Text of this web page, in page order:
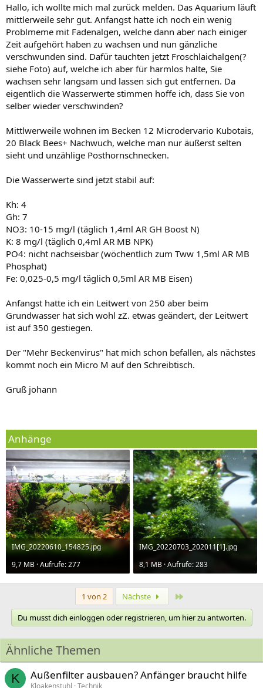
Hallo, ich wollte mich mal zurück melden. Das Aquarium läuft
mittlerweile sehr gut. Anfangst hatte ich noch ein wenig
Problmeme mit Fadenalgen, welche dann aber nach einiger
Zeit aufgehört haben zu wachsen und nun gänzliche
verschwunden sind. Dafür tauchten jetzt Froschlaichalgen(?
siehe Foto) auf, welche ich aber für harmlos halte, Sie
wachsen sehr langsam und lassen sich gut entfernen. Da
eigentlich die Wasserwerte stimmen hoffe ich, dass Sie von
selber wieder verschwinden?
Mittlwerweile wohnen im Becken 12 Microdervario Kubotais,
20 Black Bees+ Nachwuch, welche man nur äußerst selten
sieht und unzählige Posthornschnecken.
Die Wasserwerte sind jetzt stabil auf:
Kh: 4
Gh: 7
NO3: 10-15 mg/l (täglich 1,4ml AR GH Boost N)
K: 8 mg/l (täglich 0,4ml AR MB NPK)
PO4: nicht nachseisbar (wöchentlich zum Tww 1,5ml AR MB
Phosphat)
Fe: 0,025-0,5 mg/l täglich 0,5ml AR MB Eisen)
Anfangst hatte ich ein Leitwert von 250 aber beim
Grundwasser hat sich wohl zZ. etwas geändert, der Leitwert
ist auf 350 gestiegen.
Der "Mehr Beckenvirus" hat mich schon befallen, als nächstes
kommt noch ein Micro M auf den Schreibtisch.
Gruß johann
Anhänge
IMG_20220610_154825.jpg
9,7 MB · Aufrufe: 277
IMG_20220703_202011[1].jpg
8,1 MB · Aufrufe: 283
1 von 2 Nächste
Du musst dich einloggen oder registrieren, um hier zu antworten.
Ähnliche Themen
K Außenfilter ausbauen? Anfänger braucht hilfe
Kloakenstuhl Technik